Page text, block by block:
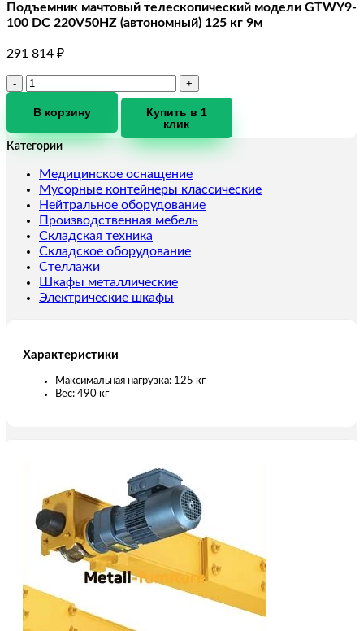
Подъемник мачтовый телескопический модели GTWY9-
100 DC 220V50HZ (автономный) 125 кг 9м
291 814 ₽
Количество
Подъемник
телескопический
GTWY9-
100
DC
220V50HZ
(автономный)
125
кг
9м
В корзину
Купить в 1
клик
Категории
Медицинское оснащение
Мусорные контейнеры классические
Нейтральное оборудование
Производственная мебель
Складская техника
Складское оборудование
Стеллажи
Шкафы металлические
Электрические шкафы
Характеристики
Максимальная нагрузка: 125 кг
Вес: 490 кг